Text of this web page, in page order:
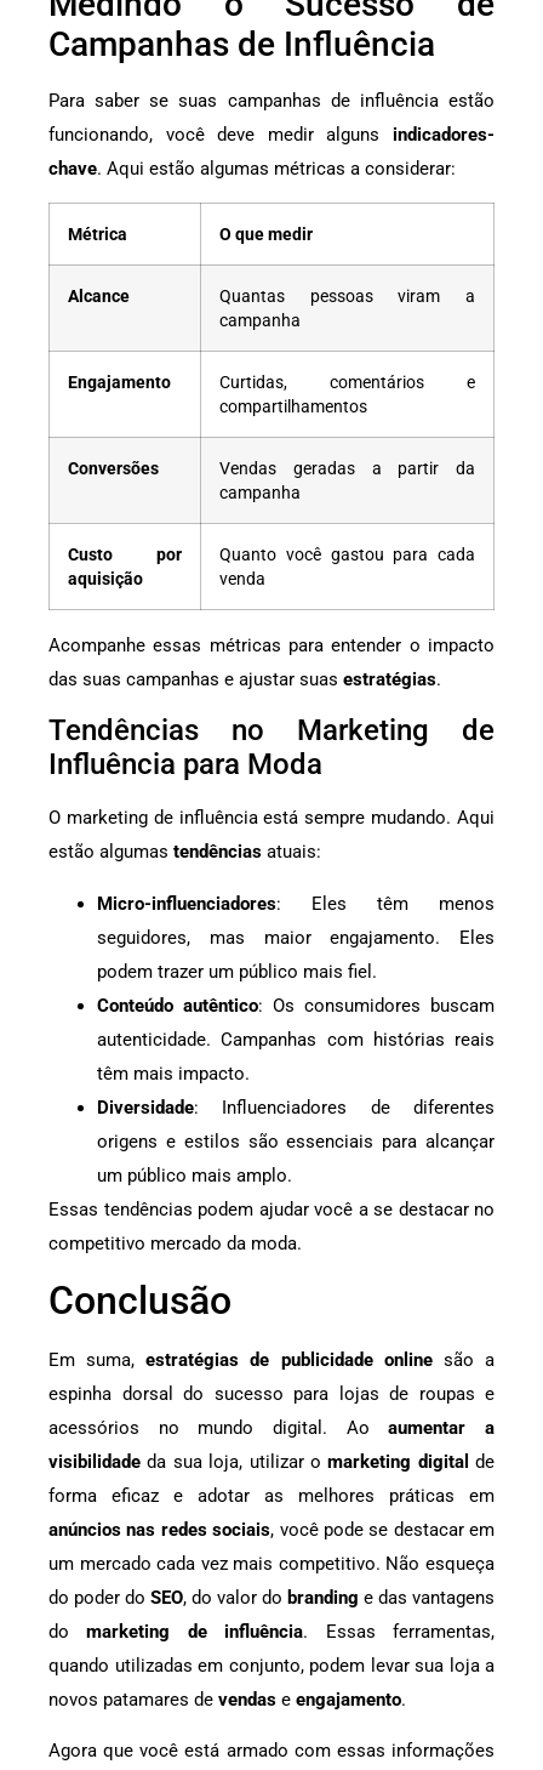
Campanhas de Influência
Para saber se suas campanhas de influência estão
funcionando, você deve medir alguns indicadores-
chave. Aqui estão algumas métricas a considerar:
Métrica O que medir
Alcance
Quantas pessoas viram a
campanha
Engajamento
Curtidas, comentários e
compartilhamentos
Conversões
Vendas geradas a partir da
campanha
Custo por
aquisição
Quanto você gastou para cada
venda
Acompanhe essas métricas para entender o impacto
das suas campanhas e ajustar suas estratégias.
Tendências no Marketing de
Influência para Moda
O marketing de influência está sempre mudando. Aqui
estão algumas tendências atuais:
Micro-influenciadores: Eles têm menos
seguidores, mas maior engajamento. Eles
podem trazer um público mais fiel.
Conteúdo autêntico: Os consumidores buscam
autenticidade. Campanhas com histórias reais
têm mais impacto.
Diversidade: Influenciadores de diferentes
origens e estilos são essenciais para alcançar
um público mais amplo.
Essas tendências podem ajudar você a se destacar no
competitivo mercado da moda.
Conclusão
Em suma,estratégias de publicidade onlinesão a
espinha dorsal do sucesso para lojas de roupas e
acessórios no mundo digital. Aoaumentar a
visibilidade da sua loja, utilizar omarketing digital de
forma eficaz e adotar as melhores práticas em
anúncios nas redes sociais, você pode se destacar em
um mercado cada vez mais competitivo. Não esqueça
do poder do SEO, do valor do branding e das vantagens
domarketing de influência. Essas ferramentas,
quando utilizadas em conjunto, podem levar sua loja a
novos patamares de vendas e engajamento.
Agora que você está armado com essas informações